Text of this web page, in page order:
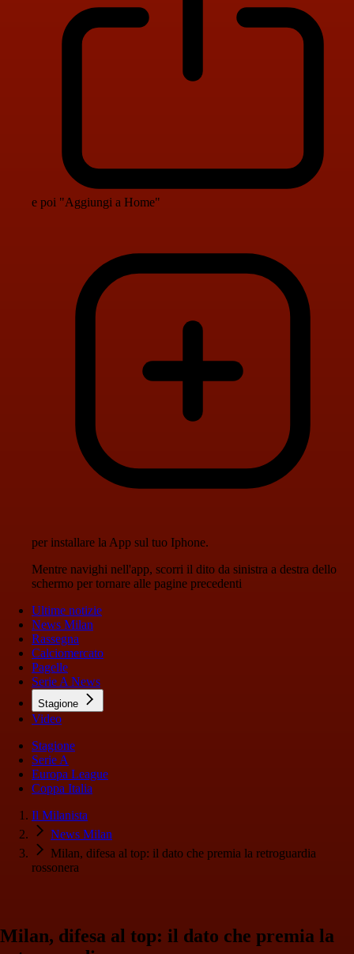
e poi "Aggiungi a Home"
per installare la App sul tuo Iphone.
Mentre navighi nell'app, scorri il dito da sinistra a destra dello
schermo per tornare alle pagine precedenti
Ultime notizie
News Milan
Rassegna
Calciomercato
Pagelle
Serie A News
Stagione
Video
Stagione
Serie A
Europa League
Coppa Italia
Il Milanista
News Milan
Milan, difesa al top: il dato che premia la retroguardia
rossonera
Milan, difesa al top: il dato che premia la